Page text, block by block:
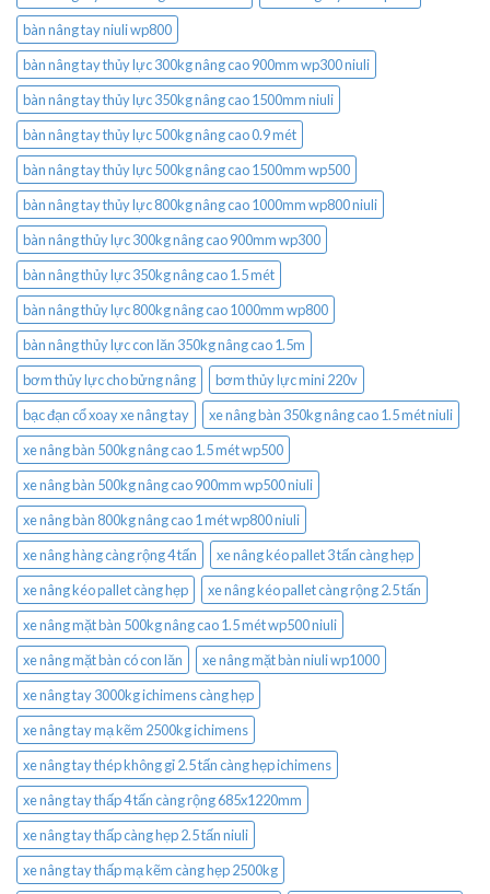
bàn nâng tay niuli wp800
bàn nâng tay thủy lực 300kg nâng cao 900mm wp300 niuli
bàn nâng tay thủy lực 350kg nâng cao 1500mm niuli
bàn nâng tay thủy lực 500kg nâng cao 0.9 mét
bàn nâng tay thủy lực 500kg nâng cao 1500mm wp500
bàn nâng tay thủy lực 800kg nâng cao 1000mm wp800 niuli
bàn nâng thủy lực 300kg nâng cao 900mm wp300
bàn nâng thủy lực 350kg nâng cao 1.5 mét
bàn nâng thủy lực 800kg nâng cao 1000mm wp800
bàn nâng thủy lực con lăn 350kg nâng cao 1.5m
bơm thủy lực cho bửng nâng
bơm thủy lực mini 220v
bạc đạn cổ xoay xe nâng tay
xe nâng bàn 350kg nâng cao 1.5 mét niuli
xe nâng bàn 500kg nâng cao 1.5 mét wp500
xe nâng bàn 500kg nâng cao 900mm wp500 niuli
xe nâng bàn 800kg nâng cao 1 mét wp800 niuli
xe nâng hàng càng rộng 4 tấn
xe nâng kéo pallet 3 tấn càng hẹp
xe nâng kéo pallet càng hẹp
xe nâng kéo pallet càng rộng 2.5 tấn
xe nâng mặt bàn 500kg nâng cao 1.5 mét wp500 niuli
xe nâng mặt bàn có con lăn
xe nâng mặt bàn niuli wp1000
xe nâng tay 3000kg ichimens càng hẹp
xe nâng tay mạ kẽm 2500kg ichimens
xe nâng tay thép không gỉ 2.5 tấn càng hẹp ichimens
xe nâng tay thấp 4 tấn càng rộng 685x1220mm
xe nâng tay thấp càng hẹp 2.5 tấn niuli
xe nâng tay thấp mạ kẽm càng hẹp 2500kg